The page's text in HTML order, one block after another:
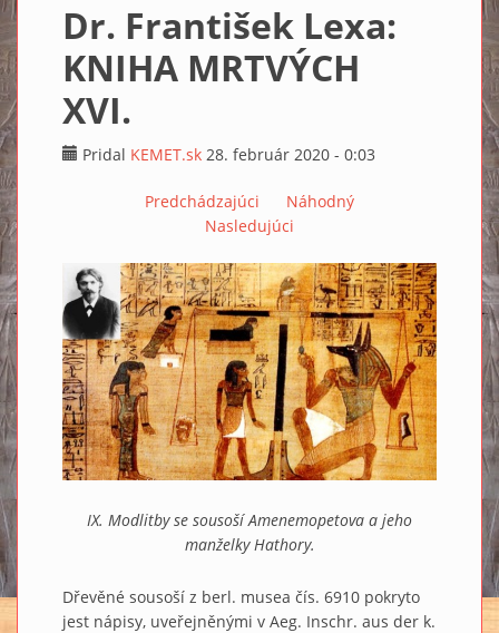
Dr. František Lexa:
KNIHA MRTVÝCH
XVI.
Pridal KEMET.sk 28. február 2020 - 0:03
Predchádzajúci
Náhodný
Nasledujúci
IX. Modlitby se sousoší Amenemopetova a jeho
manželky Hathory.
Dřevěné sousoší z berl. musea čís. 6910 pokryto
jest nápisy, uveřejněnými v Aeg. Inschr. aus der k.